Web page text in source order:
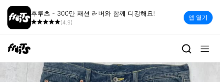
후루츠 - 300만 패션 러버와 함께 디깅해요!
(4.9)
앱 열기